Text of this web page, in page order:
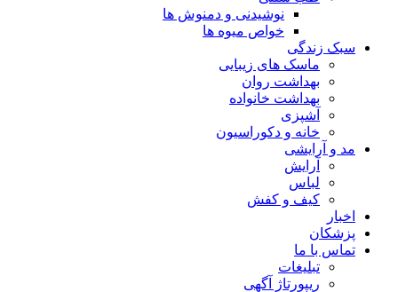
نوشیدنی و دمنوش ها
خواص میوه ها
سبک زندگی
ماسک های زیبایی
بهداشت روان
بهداشت خانواده
آشپزی
خانه و دکوراسیون
مد و آرایشی
آرایش
لباس
کیف و کفش
اخبار
پزشکان
تماس با ما
تبلیغات
ریپورتاژ آگهی